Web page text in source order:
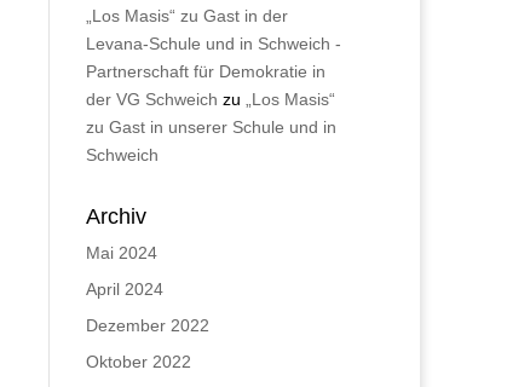
„Los Masis“ zu Gast in der
Levana-Schule und in Schweich -
Partnerschaft für Demokratie in
der VG Schweich zu
„Los Masis“
zu Gast in unserer Schule und in
Schweich
Archiv
Mai 2024
April 2024
Dezember 2022
Oktober 2022